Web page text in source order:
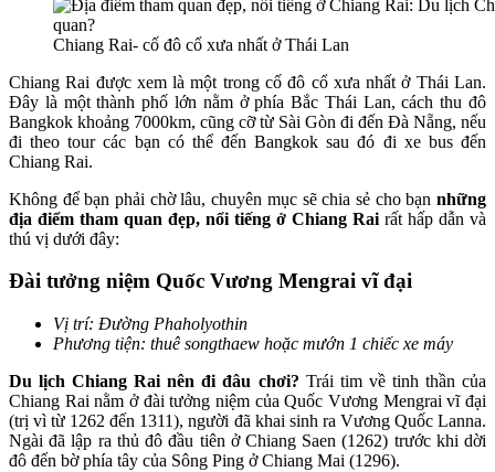
Chiang Rai- cố đô cổ xưa nhất ở Thái Lan
Chiang Rai được xem là một trong cố đô cổ xưa nhất ở Thái Lan.
Đây là một thành phố lớn nằm ở phía Bắc Thái Lan, cách thu đô
Bangkok khoảng 7000km, cũng cỡ từ Sài Gòn đi đến Đà Nẵng, nếu
đi theo tour các bạn có thể đến Bangkok sau đó đi xe bus đến
Chiang Rai.
Không để bạn phải chờ lâu, chuyên mục sẽ chia sẻ cho bạn những
địa điểm tham quan đẹp, nổi tiếng ở Chiang Rai rất hấp dẫn và
thú vị dưới đây:
Đài tưởng niệm Quốc Vương Mengrai vĩ đại
Vị trí: Đường Phaholyothin
Phương tiện: thuê songthaew hoặc mướn 1 chiếc xe máy
Du lịch Chiang Rai nên đi đâu chơi? Trái tim về tinh thần của
Chiang Rai nằm ở đài tưởng niệm của Quốc Vương Mengrai vĩ đại
(trị vì từ 1262 đến 1311), người đã khai sinh ra Vương Quốc Lanna.
Ngài đã lập ra thủ đô đầu tiên ở Chiang Saen (1262) trước khi dời
đô đến bờ phía tây của Sông Ping ở Chiang Mai (1296).